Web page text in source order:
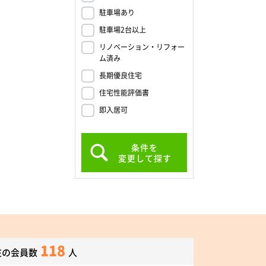
駐車場あり
駐車場2台以上
リノベーション・リフォー
ム済み
長期優良住宅
住宅性能評価書
即入居可
条件を
変更して探す
会員数 118 人